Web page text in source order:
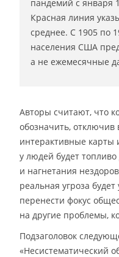
пандемий с января
Красная линия
среднее. С 1905 по
населения США
а не ежемесячные
Авторы считают, что
обозначить, отключив
интерактивные
у людей будет
и нагнетания
реальная угроза
перенести фокус
на другие проблемы,
Подзаголовок
«Несистематический